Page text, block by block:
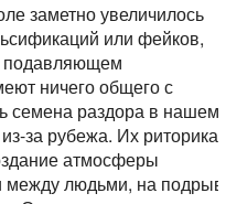
заметно увеличилось
или фейков,
подавляющем
ничего общего с
семена раздора в нашем
за рубежа. Их риторика
атмосферы
между людьми, на подрыв